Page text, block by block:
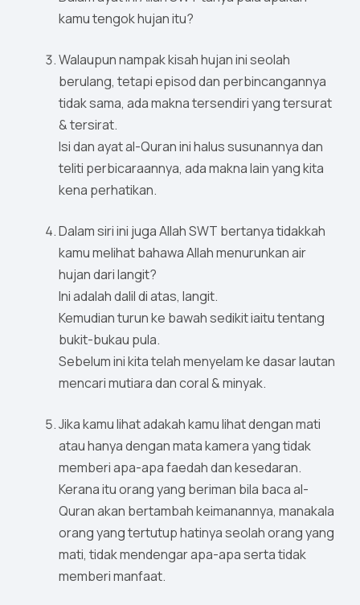
kamu tengok hujan itu?
Walaupun nampak kisah hujan ini seolah
berulang, tetapi episod dan perbincangannya
tidak sama, ada makna tersendiri yang tersurat
& tersirat.
Isi dan ayat al-Quran ini halus susunannya dan
teliti perbicaraannya, ada makna lain yang kita
kena perhatikan.
Dalam siri ini juga Allah SWT bertanya tidakkah
kamu melihat bahawa Allah menurunkan air
hujan dari langit?
Ini adalah dalil di atas, langit.
Kemudian turun ke bawah sedikit iaitu tentang
bukit-bukau pula.
Sebelum ini kita telah menyelam ke dasar lautan
mencari mutiara dan coral & minyak.
Jika kamu lihat adakah kamu lihat dengan mati
atau hanya dengan mata kamera yang tidak
memberi apa-apa faedah dan kesedaran.
Kerana itu orang yang beriman bila baca al-
Quran akan bertambah keimanannya, manakala
orang yang tertutup hatinya seolah orang yang
mati, tidak mendengar apa-apa serta tidak
memberi manfaat.